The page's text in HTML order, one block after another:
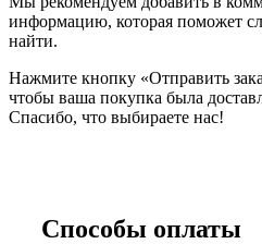
информацию, которая поможет
найти.
Нажмите кнопку «Отправить
чтобы ваша покупка была
Спасибо, что выбираете нас!
Способы оплаты